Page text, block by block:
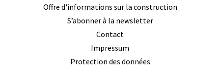
Offre d'informations sur la construction
S’abonner à la newsletter
Contact
Impressum
Protection des données